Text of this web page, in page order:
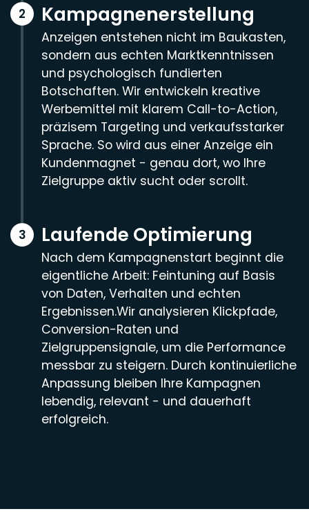
Kampagnenerstellung
Anzeigen entstehen nicht im Baukasten,
sondern aus echten Marktkenntnissen
und psychologisch fundierten
Botschaften. Wir entwickeln kreative
Werbemittel mit klarem Call-to-Action,
präzisem Targeting und verkaufsstarker
Sprache. So wird aus einer Anzeige ein
Kundenmagnet - genau dort, wo Ihre
Zielgruppe aktiv sucht oder scrollt.
Laufende Optimierung
Nach dem Kampagnenstart beginnt die
eigentliche Arbeit: Feintuning auf Basis
von Daten, Verhalten und echten
Ergebnissen.Wir analysieren Klickpfade,
Conversion-Raten und
Zielgruppensignale, um die Performance
messbar zu steigern. Durch kontinuierliche
Anpassung bleiben Ihre Kampagnen
lebendig, relevant - und dauerhaft
erfolgreich.